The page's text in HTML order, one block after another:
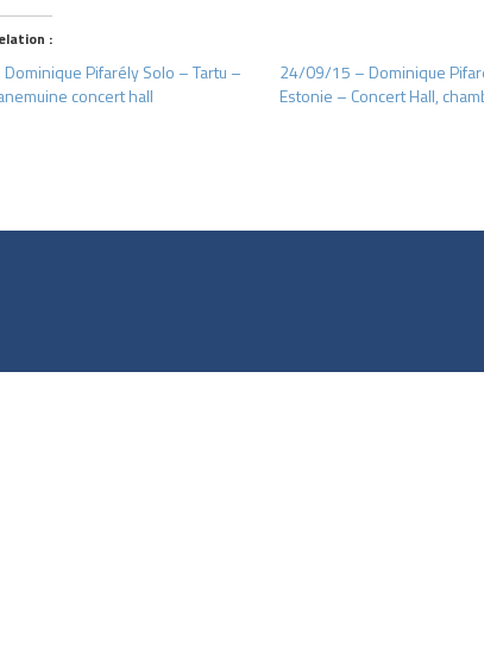
:
Pifarély Solo – Tartu –
concert hall
24/09/15 – Dominique
Estonie – Concert Hall,